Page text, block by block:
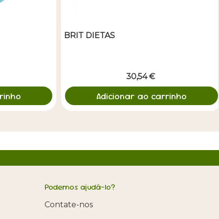
BRIT DIETAS
30,54 €
Adicionar ao carrinho
Podemos ajudá-lo?
Contate-nos